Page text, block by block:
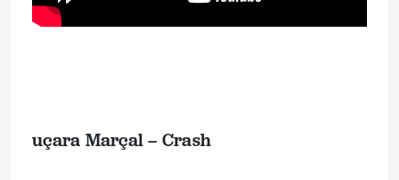
uçara Marçal – Crash